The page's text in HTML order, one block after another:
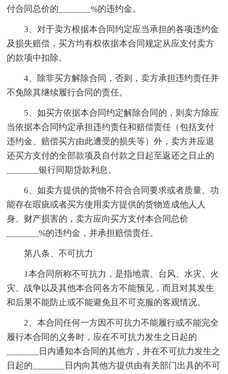
付合同总价的_______%的违约金。
3、对于卖方根据本合同约定应当承担的各项违约金
及损失赔偿，买方均有权依据本合同规定从应支付卖方
的款项中扣除。
4、除非买方解除合同，否则，卖方承担违约责任并
不免除其继续履行合同的责任。
5、如买方依据本合同约定解除合同的，则卖方除应
当依据本合同约定承担违约责任和赔偿责任（包括支付
违约金、赔偿买方由此遭受的损失等）外，卖方并应退
还买方支付的全部款项及自付款之日起至返还之日止的
_______银行同期贷款利息。
6、如卖方提供的货物不符合合同要求或者质量、功
能存在瑕疵或者买方使用卖方提供的货物造成他人人
身、财产损害的，卖方应向买方支付本合同总价
_______%的违约金，并承担赔偿责任。
第八条、不可抗力
1本合同所称不可抗力，是指地震、台风、水灾、火
灾、战争以及其他本合同各方不能预见，而且对其发生
和后果不能防止或不能避免且不可克服的客观情况。
2、本合同任何一方因不可抗力不能履行或不能完全
履行本合同的义务时，应在不可抗力发生之日起的
_______日内通知本合同的其他方，并在不可抗力发生之
日起的_______日内向其他方提供由有关部门出具的不可